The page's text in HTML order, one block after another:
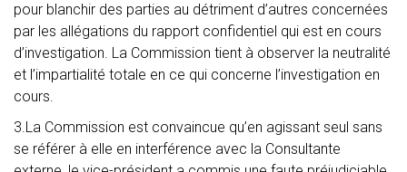
pour blanchir des parties au détriment d’autres concernées
par les allégations du rapport confidentiel qui est en cours
d’investigation. La Commission tient à observer la neutralité
et l’impartialité totale en ce qui concerne l’investigation en
cours.
3.La Commission est convaincue qu’en agissant seul sans
se référer à elle en interférence avec la Consultante